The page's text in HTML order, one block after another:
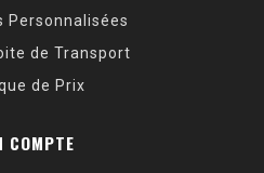
Personnalisées
de Transport
de Prix
COMPTE